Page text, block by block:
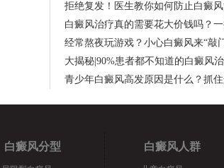
拒绝复发！医生教你如何防止白癜
白癜风治疗真的需要花大价钱吗？一
经常熬夜玩游戏？小心白癜风来“敲
大揭秘|90%患者都不知道的白癜风
青少年白癜风高发原因是什么？抓
白癜风分型 白癜风人群